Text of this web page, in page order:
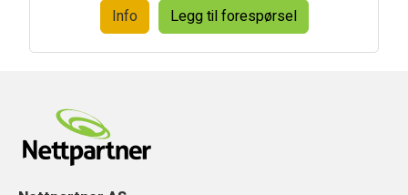
Info Legg til forespørsel